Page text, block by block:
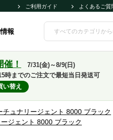
ご利用ガイド よくあるご質
報
！
7/31(金)～8/9(日)
時までのご注文で最短当日発送可
い替え
チュナリージェント 8000 ブラック
ジェント 8000 ブラック